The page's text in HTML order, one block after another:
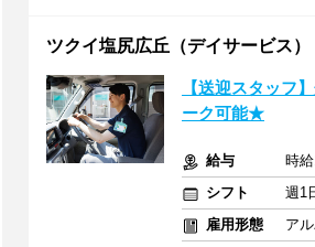
ツクイ塩尻広丘（デイサービス）
【送迎スタッフ
ーク可能★
給与
時
シフト
週1
雇用形態
ア